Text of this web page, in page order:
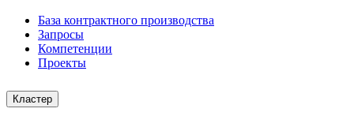
База контрактного производства
Запросы
Компетенции
Проекты
Кластер